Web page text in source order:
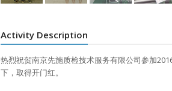
Activity Description
热烈祝贺南京先施质检技术服务有限公司参加
下，取得开门红。